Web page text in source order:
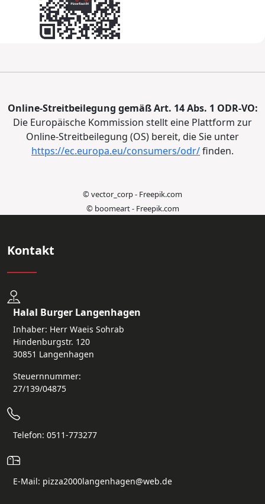
Online-Streitbeilegung gemäß Art. 14 Abs. 1 ODR-VO:
Die Europäische Kommission stellt eine Plattform zur
Online-Streitbeilegung (OS) bereit, die Sie unter
https://ec.europa.eu/consumers/odr/finden.
© vector_corp - Freepik.com
© boomeart - Freepik.com
Kontakt
Halal Burger Langenhagen
Inhaber: Herr Waeis Sohrab
Hindenburgstr. 120
30851 Langenhagen
Steuernnummer:
27/139/04875
Telefon: 0511-773277
E-Mail: pizza2000langenhagen@web.de